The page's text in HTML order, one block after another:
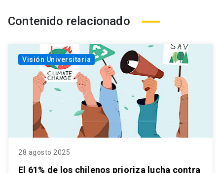
Contenido relacionado
Visión Universitaria
28 agosto 2025
El 61% de los chilenos prioriza lucha contra